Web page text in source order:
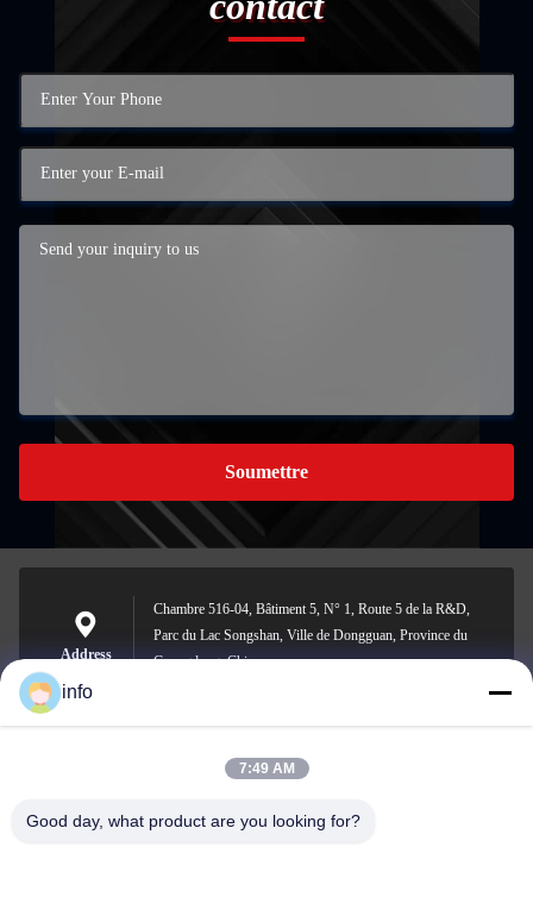
Soumettre
Address
Chambre 516-04, Bâtiment 5, N° 1, Route 5 de la R&D,
Parc du Lac Songshan, Ville de Dongguan, Province du
Guangdong, Chine
info@gdpowerplus.com
info
7:49 AM
Good day, what product are you looking for?